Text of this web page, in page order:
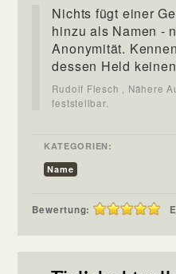
Nichts fügt einer
hinzu als Namen -
Anonymität.
dessen Held
Rudolf Flesch , Nähere
feststellbar.
KATEGORIEN:
Name
Bewertung: